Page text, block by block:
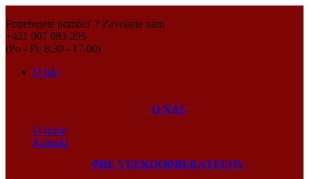
Potrebujete pomôcť ? Zavolajte nám
+421 907 083 295
(Po - Pi: 8:30 - 17.00)
O nás
O NÁS
O firme
Kontakt
PRE VEĽKOODBERATEĽOV